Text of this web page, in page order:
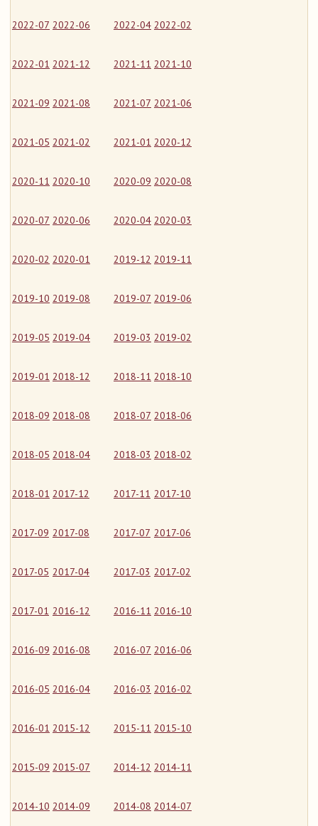
2022-07 2022-06 2022-04 2022-02
2022-01 2021-12 2021-11 2021-10
2021-09 2021-08 2021-07 2021-06
2021-05 2021-02 2021-01 2020-12
2020-11 2020-10 2020-09 2020-08
2020-07 2020-06 2020-04 2020-03
2020-02 2020-01 2019-12 2019-11
2019-10 2019-08 2019-07 2019-06
2019-05 2019-04 2019-03 2019-02
2019-01 2018-12 2018-11 2018-10
2018-09 2018-08 2018-07 2018-06
2018-05 2018-04 2018-03 2018-02
2018-01 2017-12 2017-11 2017-10
2017-09 2017-08 2017-07 2017-06
2017-05 2017-04 2017-03 2017-02
2017-01 2016-12 2016-11 2016-10
2016-09 2016-08 2016-07 2016-06
2016-05 2016-04 2016-03 2016-02
2016-01 2015-12 2015-11 2015-10
2015-09 2015-07 2014-12 2014-11
2014-10 2014-09 2014-08 2014-07